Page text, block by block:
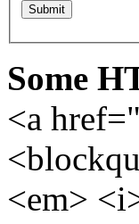
Some
<a
<em>